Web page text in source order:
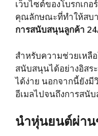
เว็บไซต์ของโบรกเก
คุณลักษณะที่ทำให้สบ
การสนับสนุนลูกค้า
สำหรับความช่วยเหลื
สนับสนุนได้อย่างอิสร
ได้ง่าย นอกจากนี้ยัง
อีเมลไปจนถึงการสนั
นำหุ่นยนต์ผ่า